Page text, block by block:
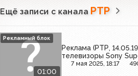
Ещё записи с канала РТР
01:00
Реклама (РТР,
телевизоры Sony
7 мая 2025, 18:17
Рекламный блок